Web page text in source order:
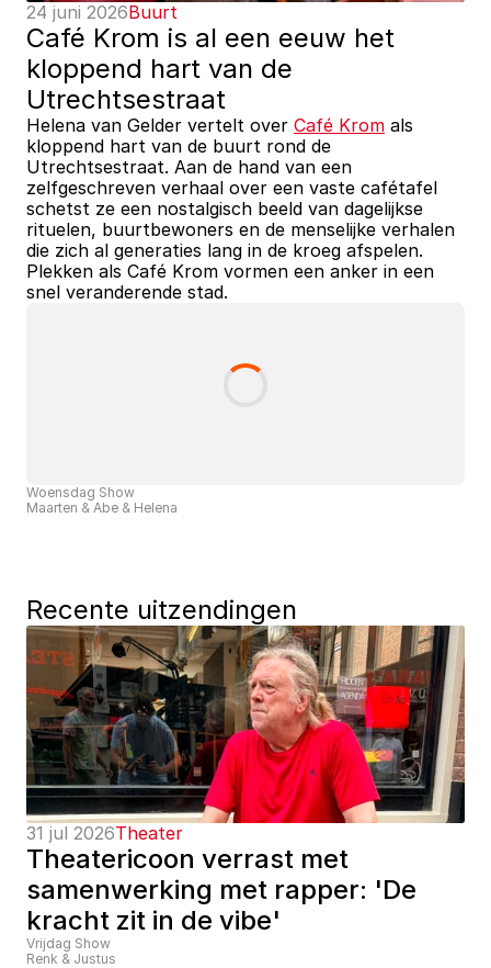
24 juni 2026Buurt
Café Krom is al een eeuw het
kloppend hart van de
Utrechtsestraat
Helena van Gelder vertelt over Café Krom als
kloppend hart van de buurt rond de
Utrechtsestraat. Aan de hand van een
zelfgeschreven verhaal over een vaste cafétafel
schetst ze een nostalgisch beeld van dagelijkse
rituelen, buurtbewoners en de menselijke verhalen
die zich al generaties lang in de kroeg afspelen.
Plekken als Café Krom vormen een anker in een
snel veranderende stad.
Woensdag Show
Maarten & Abe & Helena
Recente uitzendingen
31 jul 2026Theater
Theatericoon verrast met
samenwerking met rapper: 'De
kracht zit in de vibe'
Vrijdag Show
Renk & Justus